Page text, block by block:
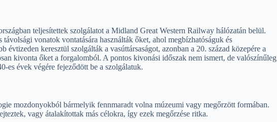
teljesítettek szolgálatot a Midland Great Western Railway hálózatán belül.
vonatok vontatására használták őket, ahol megbízhatóságuk és
keresztül szolgálták a vasúttársaságot, azonban a 20. század közepére a
kivonta őket a forgalomból. A pontos kivonási időszak nem ismert, de valószínűleg
es évek végére fejeződött be a szolgálatuk.
mozdonyokból bármelyik fennmaradt volna múzeumi vagy megőrzött formában.
vagy átalakítottak más célokra, így ezek megőrzése ritka.